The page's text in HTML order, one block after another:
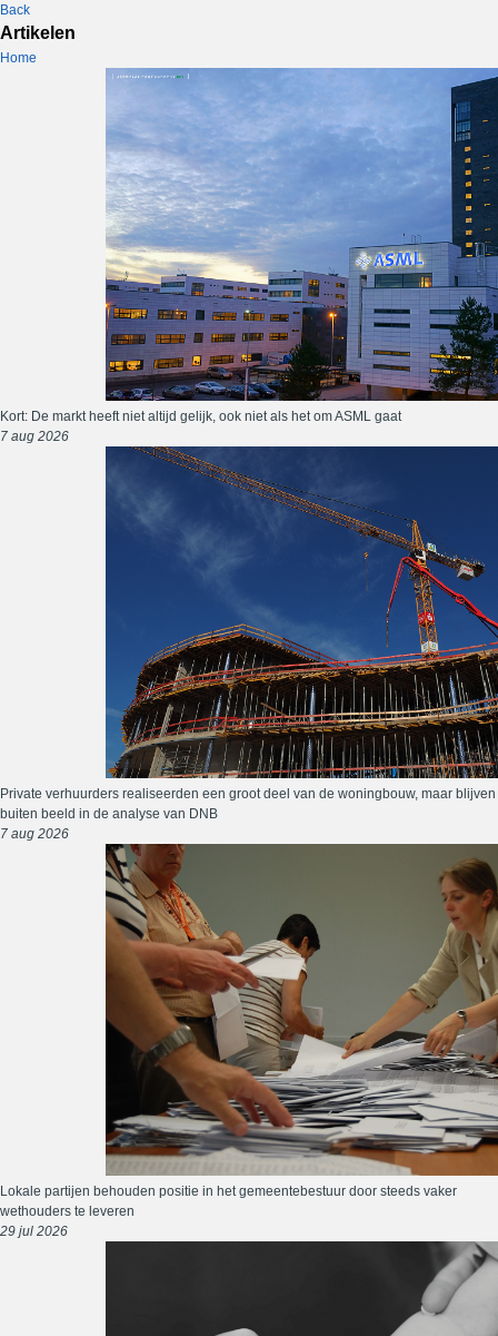
Back
Artikelen
Home
Kort: De markt heeft niet altijd gelijk, ook niet als het om ASML gaat
7 aug 2026
Private verhuurders realiseerden een groot deel van de woningbouw, maar blijven
buiten beeld in de analyse van DNB
7 aug 2026
Lokale partijen behouden positie in het gemeentebestuur door steeds vaker
wethouders te leveren
29 jul 2026